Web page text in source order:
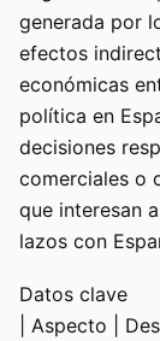
generada por
efectos
económicas
política en
decisiones
comerciales o
que interesan
lazos con
Datos clave
| Aspecto |